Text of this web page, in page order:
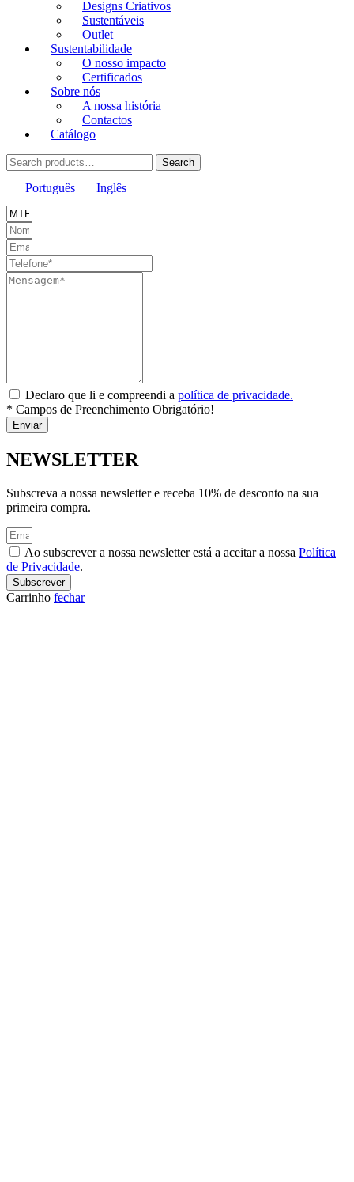
Designs Criativos
Sustentáveis
Outlet
Sustentabilidade
O nosso impacto
Certificados
Sobre nós
A nossa história
Contactos
Catálogo
Search
for:
Search
Português Inglês
Declaro que li e compreendi a política de privacidade.
* Campos de Preenchimento Obrigatório!
Enviar
NEWSLETTER
Subscreva a nossa newsletter e receba 10% de desconto na sua
primeira compra.
Ao subscrever a nossa newsletter está a aceitar a nossa Política
de Privacidade.
Subscrever
Carrinho fechar